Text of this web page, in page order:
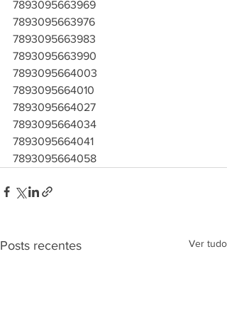
7893095663969
7893095663976
7893095663983
7893095663990
7893095664003
7893095664010
7893095664027
7893095664034
7893095664041
7893095664058
Posts recentes Ver tudo